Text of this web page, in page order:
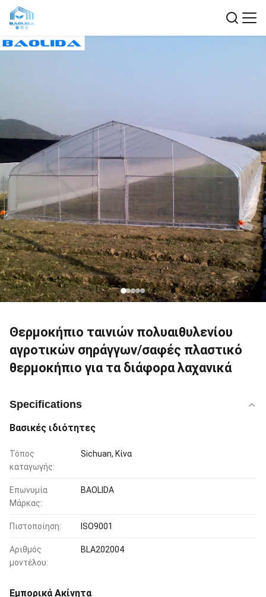
Θερμοκήπιο ταινιών πολυαιθυλενίου
αγροτικών σηράγγων/σαφές πλαστικό
θερμοκήπιο για τα διάφορα λαχανικά
Specifications
Βασικές ιδιότητες
Τόπος
καταγωγής:
Sichuan, Κίνα
Επωνυμία
Μάρκας:
BAOLIDA
Πιστοποίηση: ISO9001
Αριθμός
μοντέλου:
BLA202004
Εμπορικά Ακίνητα